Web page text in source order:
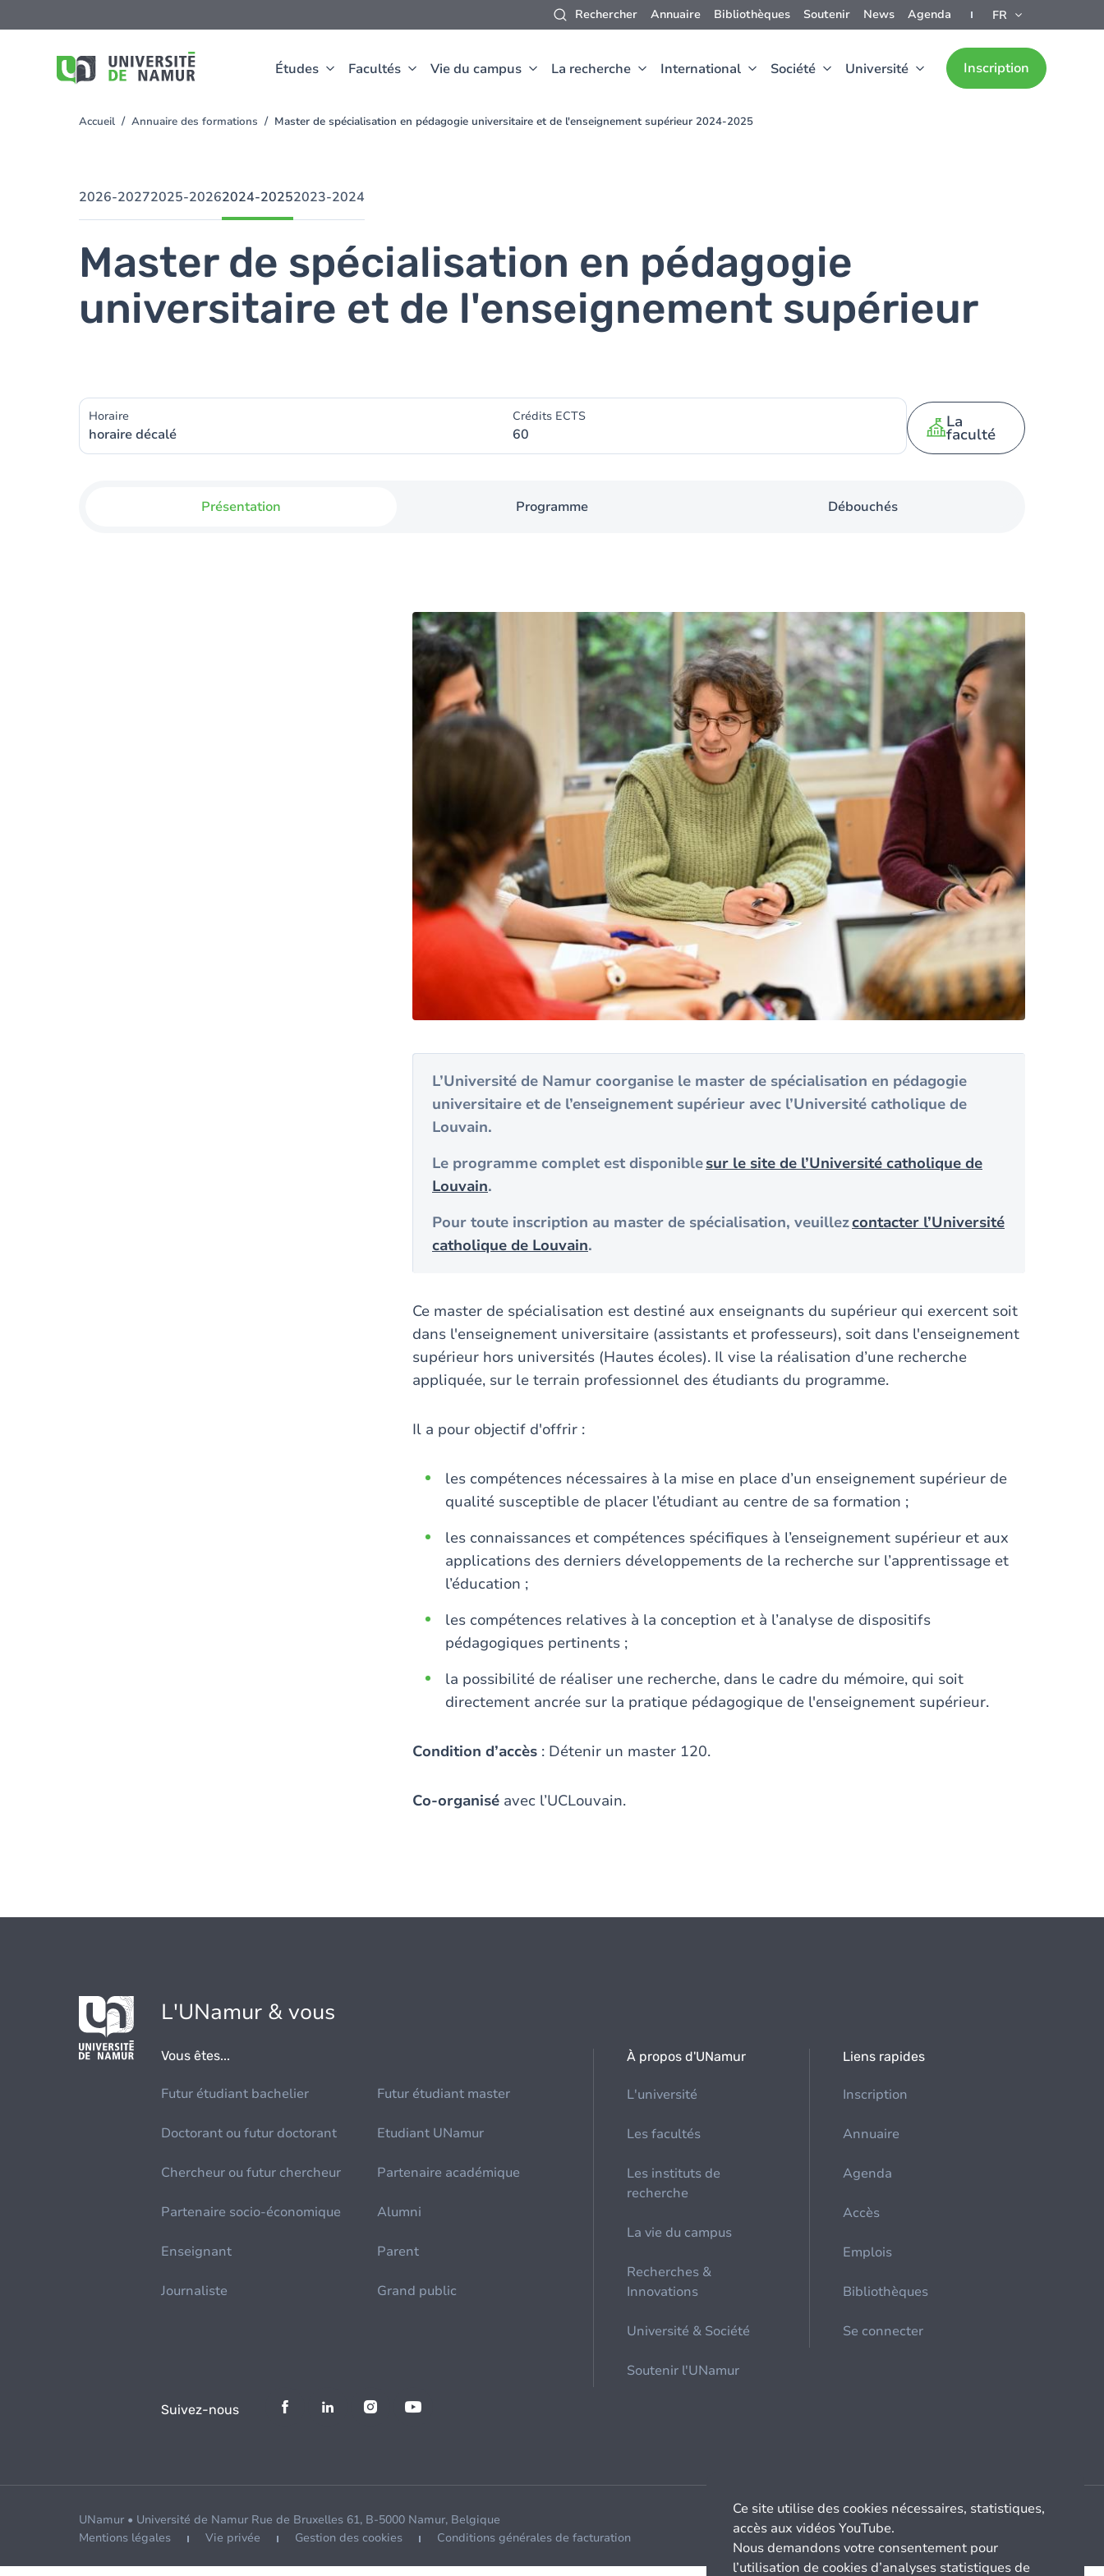
Rechercher Annuaire Bibliothèques Soutenir News Agenda FR
Études Facultés Vie du campus La recherche International Société Université Inscription
au
You
Accueil Annuaire des formations Master de spécialisation en pédagogie universitaire et de l'enseignement supérieur 2024-2025
2026-20272025-20262024-20252023-2024
Master de spécialisation en pédagogie
universitaire et de l'enseignement supérieur
Horaire
horaire décalé
Crédits ECTS
60
La
faculté
Présentation Programme Débouchés
L’Université de Namur coorganise le master de spécialisation en pédagogie
universitaire et de l’enseignement supérieur avec l’Université catholique de
Louvain.
Le programme complet est disponiblesur le site de l’Université catholique de
Louvain.
Pour toute inscription au master de spécialisation, veuillezcontacter l’Université
catholique de Louvain.
Ce master de spécialisation est destiné aux enseignants du supérieur qui exercent soit
dans l'enseignement universitaire (assistants et professeurs), soit dans l'enseignement
supérieur hors universités (Hautes écoles). Il vise la réalisation d’une recherche
appliquée, sur le terrain professionnel des étudiants du programme.
Il a pour objectif d'offrir :
les compétences nécessaires à la mise en place d’un enseignement supérieur de
qualité susceptible de placer l’étudiant au centre de sa formation ;
les connaissances et compétences spécifiques à l’enseignement supérieur et aux
applications des derniers développements de la recherche sur l’apprentissage et
l’éducation ;
les compétences relatives à la conception et à l’analyse de dispositifs
pédagogiques pertinents ;
la possibilité de réaliser une recherche, dans le cadre du mémoire, qui soit
directement ancrée sur la pratique pédagogique de l'enseignement supérieur.
Condition d’accès : Détenir un master 120.
Co-organisé avec l’UCLouvain.
L'UNamur & vous
Vous êtes...
Futur étudiant bachelier Futur étudiant master
Doctorant ou futur doctorant Etudiant UNamur
Chercheur ou futur chercheur Partenaire académique
Partenaire socio-économique Alumni
Enseignant Parent
Journaliste Grand public
À propos d'UNamur
L'université
Les facultés
Les instituts de
recherche
La vie du campus
Recherches &
Innovations
Université & Société
Soutenir l'UNamur
Liens rapides
Inscription
Annuaire
Agenda
Accès
Emplois
Bibliothèques
Se connecter
Suivez-nous
UNamur • Université de Namur Rue de Bruxelles 61, B-5000 Namur, Belgique
Mentions légales
Vie privée Gestion des cookies Conditions générales de facturation
Ce site utilise des cookies nécessaires, statistiques,
accès aux vidéos YouTube.
Nous demandons votre consentement pour
l’utilisation de cookies d’analyses statistiques de